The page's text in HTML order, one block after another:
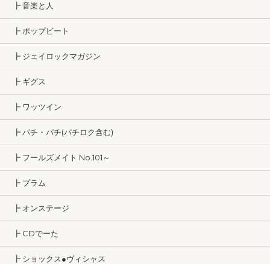
┣ 音楽と人
┣ ポップビート
┣ ジェイロックマガジン
┣ ギグス
┣ ワッツイン
┣ パチ・パチ(パチロク含む)
┣ フールズメイト No.101～
┣ プラム
┣ オンステージ
┣ CDでーた
┣ ショックス●ヴィシャス